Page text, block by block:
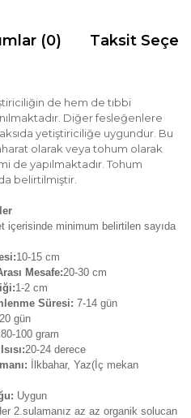
(0) Taksit
de hem de tıbbi
Diğer fesleğenlere
yetiştiriciliğe uygundur. Bu
olarak veya tohum olarak
de yapılmaktadır. Tohum
belirtilmiştir.
içerisinde minimum belirtilen sayıda
10-15 cm
Mesafe:20-30 cm
1-2 cm
Süresi: 7-14 gün
gün
80-100 gram
20-24 derece
İlkbahar, Yaz(İç mekan
Uygun
2.sulamanız az az organik solucan